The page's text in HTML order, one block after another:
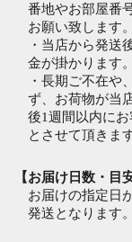
番地やお部屋番
お願い致します。
・当店から発送
金が掛かります
・長期ご不在や
ず、お荷物が当
後1週間以内に
とさせて頂きます
【お届け日数・目
お届けの指定日
発送となります。